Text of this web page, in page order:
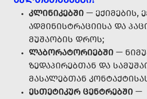
ᲙᲚᲘᲜᲘᲙᲔᲑᲨᲘ — ᲔᲥᲘᲛᲔᲑᲘᲡ,
ᲐᲓᲛᲘᲜᲘᲡᲢᲠᲐᲪᲘᲘᲡᲐ ᲓᲐ
ᲛᲣᲨᲐᲝᲑᲘᲡ ᲓᲠᲝᲡ;
ᲚᲐᲑᲝᲠᲐᲢᲝᲠᲘᲔᲑᲨᲘ —
ᲖᲔᲓᲐᲞᲘᲠᲔᲑᲗᲐᲜ ᲓᲐ
ᲛᲐᲡᲐᲚᲔᲑᲗᲐᲜ
ᲔᲡᲗᲔᲢᲘᲙᲣᲠ ᲪᲔᲜᲢᲠᲔᲑᲨᲘ —